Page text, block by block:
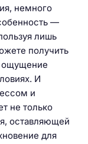
немного
—
лишь
получить
ощущение
И
и
не только
оставляющей
для